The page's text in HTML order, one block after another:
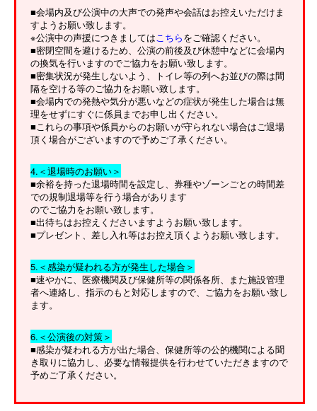
■会場内及び公演中の大声での発声や会話はお控えいただけま
すようお願い致します。
※公演中の声援につきましては こちらをご確認ください。
■密閉空間を避けるため、公演の前後及び休憩中などに会場内
の換気を行いますのでご協力をお願い致します。
■密集状況が発生しないよう、トイレ等の列へお並びの際は間
隔を空ける等のご協力をお願い致します。
■会場内での発熱や気分が悪いなどの症状が発生した場合は無
理をせずにすぐに係員までお申し出ください。
■これらの事項や係員からのお願いが守られない場合はご退場
頂く場合がございますので予めご了承ください。
4.＜退場時のお願い＞
■余裕を持った退場時間を設定し、券種やゾーンごとの時間差
での規制退場等を行う場合があります
のでご協力をお願い致します。
■出待ちはお控えくださいますようお願い致します。
■プレゼント、差し入れ等はお控え頂くようお願い致します。
5.＜感染が疑われる方が発生した場合＞
■速やかに、医療機関及び保健所等の関係各所、また施設管理
者へ連絡し、指示のもと対応しますので、ご協力をお願い致し
ます。
6.＜公演後の対策＞
■感染が疑われる方が出た場合、保健所等の公的機関による聞
き取りに協力し、必要な情報提供を行わせていただきますので
予めご了承ください。